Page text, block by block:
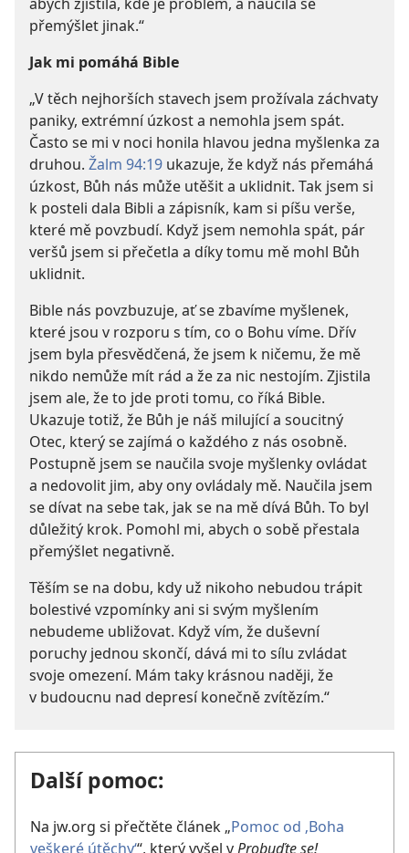
přemýšlet jinak.“
Jak mi pomáhá Bible
„V těch nejhorších stavech jsem prožívala záchvaty
paniky, extrémní úzkost a nemohla jsem spát.
Často se mi v noci honila hlavou jedna myšlenka za
druhou. Žalm 94:19 ukazuje, že když nás přemáhá
úzkost, Bůh nás může utěšit a uklidnit. Tak jsem si
k posteli dala Bibli a zápisník, kam si píšu verše,
které mě povzbudí. Když jsem nemohla spát, pár
veršů jsem si přečetla a díky tomu mě mohl Bůh
uklidnit.
Bible nás povzbuzuje, ať se zbavíme myšlenek,
které jsou v rozporu s tím, co o Bohu víme. Dřív
jsem byla přesvědčená, že jsem k ničemu, že mě
nikdo nemůže mít rád a že za nic nestojím. Zjistila
jsem ale, že to jde proti tomu, co říká Bible.
Ukazuje totiž, že Bůh je náš milující a soucitný
Otec, který se zajímá o každého z nás osobně.
Postupně jsem se naučila svoje myšlenky ovládat
a nedovolit jim, aby ony ovládaly mě. Naučila jsem
se dívat na sebe tak, jak se na mě dívá Bůh. To byl
důležitý krok. Pomohl mi, abych o sobě přestala
přemýšlet negativně.
Těším se na dobu, kdy už nikoho nebudou trápit
bolestivé vzpomínky ani si svým myšlením
nebudeme ubližovat. Když vím, že duševní
poruchy jednou skončí, dává mi to sílu zvládat
svoje omezení. Mám taky krásnou naději, že
v budoucnu nad depresí konečně zvítězím.“
Další pomoc:
Na jw.org si přečtěte článek „Pomoc od ‚Boha
veškeré útěchy‘“, který vyšel v Probuďte se!